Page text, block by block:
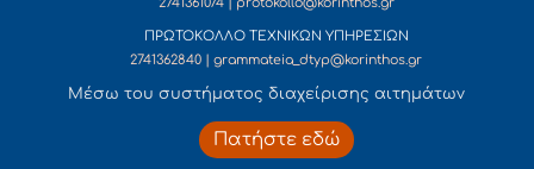
2741361074 | protokollo@korinthos.gr
ΠΡΩΤΟΚΟΛΛΟ ΤΕΧΝΙΚΩΝ ΥΠΗΡΕΣΙΩΝ
2741362840 | grammateia_dtyp@korinthos.gr
Mέσω του συστήματος διαχείρισης αιτημάτων
Πατήστε εδώ